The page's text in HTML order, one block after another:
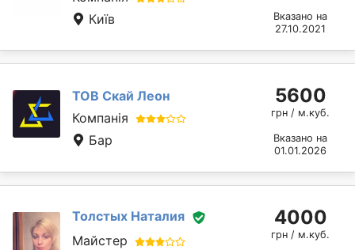
Київ
Вказано на
27.10.2021
ТОВ Скай Леон
Компанія
Бар
5600
грн / м.куб.
Вказано на
01.01.2026
Толстых Наталия
Майстер
4000
грн / м.куб.